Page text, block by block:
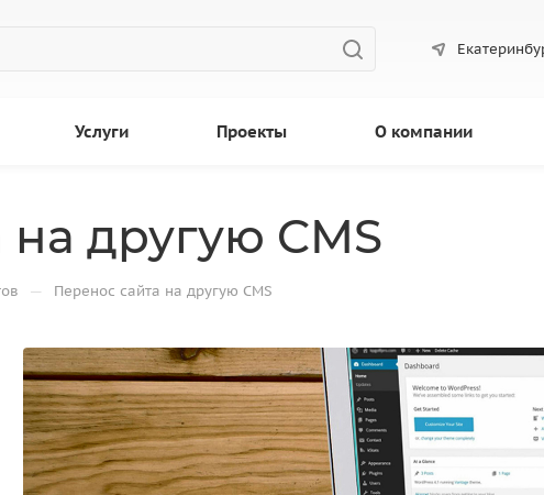
Услуги Проекты О компании
другую CMS
— Перенос сайта на другую CMS